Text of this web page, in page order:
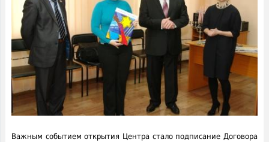
Важным событием открытия Центра стало подписание Договора